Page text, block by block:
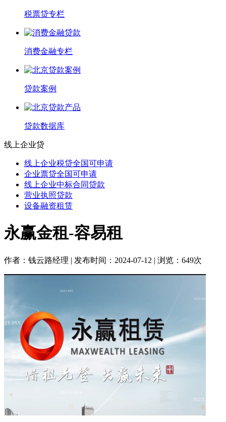
税票贷专栏
消费金融专栏
贷款案例
贷款数据库
线上企业贷
线上企业税贷全国可申请
企业票贷全国可申请
线上企业中标合同贷款
营业执照贷款
设备融资租赁
永赢金租-容易租
作者：钱云路经理 | 发布时间：2024-07-12 | 浏览：649次